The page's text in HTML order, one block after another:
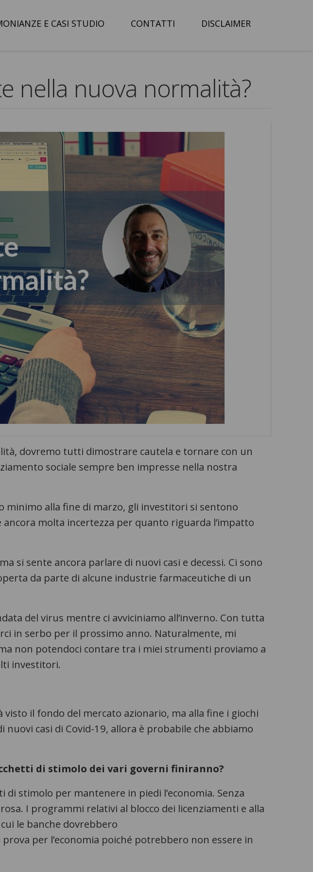
E CASI STUDIO CONTATTI DISCLAIMER
nella nuova normalità?
dovremo tutti dimostrare cautela e tornare con un
sociale sempre ben impresse nella nostra
minimo alla fine di marzo, gli investitori si sentono
molta incertezza per quanto riguarda l’impatto
si sente ancora parlare di nuovi casi e decessi. Ci sono
da parte di alcune industrie farmaceutiche di un
del virus mentre ci avviciniamo all’inverno. Con tutta
in serbo per il prossimo anno. Naturalmente, mi
non potendoci contare tra i miei strumenti proviamo a
investitori.
il fondo del mercato azionario, ma alla fine i giochi
casi di Covid-19, allora è probabile che abbiamo
di stimolo dei vari governi finiranno?
stimolo per mantenere in piedi l’economia. Senza
I programmi relativi al blocco dei licenziamenti e alla
le banche dovrebbero
per l’economia poiché potrebbero non essere in